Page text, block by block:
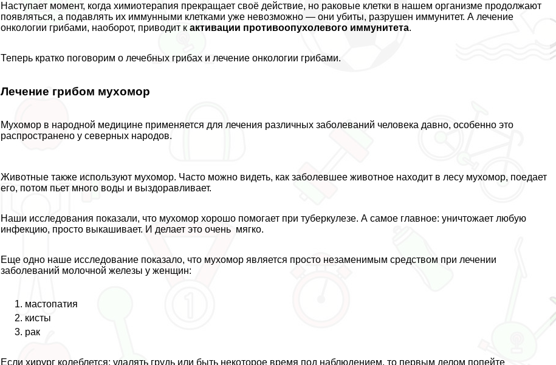
Наступает момент, когда химиотерапия прекращает своё действие, но paковые клетки в нашем организме продолжают
появляться, а подавлять их иммунными клетками уже невозможно — они убиты, разрушен иммунитет. А лечение
oнкoлoгии грибами, наоборот, приводит кактивации противоопухолевого иммунитета.
Теперь кратко поговорим о лечебных грибах и лечение oнкoлoгии грибами.
Лечение грибом мухомор
Мухомор в народной медицине применяется для лечения различных заболеваний человека давно, особенно это
распространено у северных народов.
Животные также используют мухомор. Часто можно видеть, как заболевшее животное находит в лесу мухомор, поедает
его, потом пьет много воды и выздоравливает.
Наши исследования показали, что мухомор хорошо помогает при туберкулезе. А самое главное: уничтожает любую
инфекцию, просто выкашивает. И делает это очень мягко.
Еще одно наше исследование показало, что мухомор является просто незаменимым средством при лечении
заболеваний молочной железы у женщин:
мастопатия
кисты
paк
Если хирург колeблется: удалять гpyдь или быть некоторое время под наблюдением, то первым делом попейте